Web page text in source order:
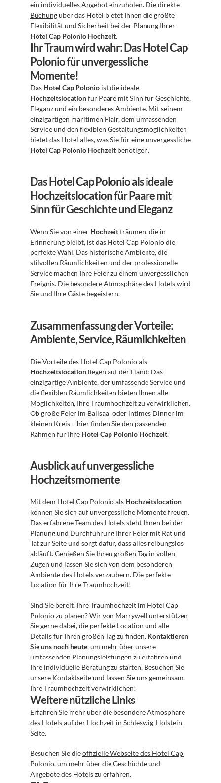
ein individuelles Angebot einzuholen. Die direkte
Buchung über das Hotel bietet Ihnen die größte
Hotel Cap Polonio Hochzeit.
Ihr Traum wird wahr: Das Hotel Cap
Polonio für unvergessliche
Momente!
Das Hotel Cap Polonio
Hochzeitslocation für Paare mit Sinn für Geschichte,
Eleganz und ein besonderes Ambiente. Mit seinem
einzigartigen maritimen Flair, dem umfassenden
Service und den flexiblen Gestaltungsmöglichkeiten
Hotel Cap Polonio Hochzeit benötigen.
Das Hotel Cap Polonio als ideale
Hochzeitslocation für Paare mit
Sinn für Geschichte und Eleganz
Wenn Sie von einer Hochzeit träumen, die in
Erinnerung bleibt, ist das Hotel Cap Polonio die
perfekte Wahl. Das historische Ambiente, die
stilvollen Räumlichkeiten und der professionelle
Service machen Ihre Feier zu einem unvergesslichen
Ereignis. Die besondere Atmosphäre des Hotels wird
Sie und Ihre Gäste begeistern.
Zusammenfassung der Vorteile:
Ambiente, Service, Räumlichkeiten
Hochzeitslocation liegen auf der Hand: Das
einzigartige Ambiente, der umfassende Service und
die flexiblen Räumlichkeiten bieten Ihnen alle
Möglichkeiten, Ihre Traumhochzeit zu verwirklichen.
Ob große Feier im Ballsaal oder intimes Dinner im
kleinen Kreis – hier finden Sie den passenden
Rahmen für Ihre Hotel Cap Polonio Hochzeit.
Ausblick auf unvergessliche
Hochzeitsmomente
Mit dem Hotel Cap Polonio als Hochzeitslocation
können Sie sich auf unvergessliche Momente freuen.
Das erfahrene Team des Hotels steht Ihnen bei der
Planung und Durchführung Ihrer Feier mit Rat und
Tat zur Seite und sorgt dafür, dass alles reibungslos
abläuft. Genießen Sie Ihren großen Tag in vollen
Zügen und lassen Sie sich von dem besonderen
Ambiente des Hotels verzaubern. Die perfekte
Location für Ihre Traumhochzeit!
Sind Sie bereit, Ihre Traumhochzeit im Hotel Cap
Polonio zu planen? Wir von Marrywell unterstützen
Sie gerne dabei, die perfekte Location und alle
Details für Ihren großen Tag zu finden. Kontaktieren
Sie uns noch heute, um mehr über unsere
umfassenden Planungsleistungen zu erfahren und
Ihre individuelle Beratung zu starten. Besuchen Sie
unsere Kontaktseite und lassen Sie uns gemeinsam
Ihre Traumhochzeit verwirklichen!
Weitere nützliche Links
Erfahren Sie mehr über die besondere Atmosphäre
des Hotels auf der Hochzeit in Schleswig-Holstein
Seite.
Besuchen Sie die offizielle Webseite des Hotel Cap
Polonio, um mehr über die Geschichte und
Angebote des Hotels zu erfahren.